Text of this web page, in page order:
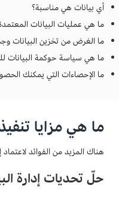
أي بيانات هي مناسبة؟
ما هي عمليات البيانات
ما الغرض من تخزين البيانات
ما هي سياسة حوكمة البيانات
ما الإحصاءات التي يمكنك
ما هي مزايا
هناك المزيد من الفوائد
حلّ تحديات إدارة